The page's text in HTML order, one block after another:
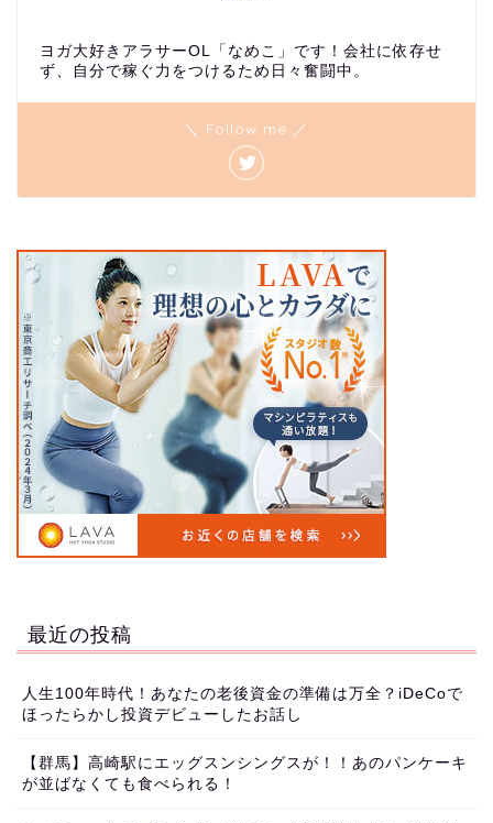
ヨガ大好きアラサーOL「なめこ」です！会社に依存せ
ず、自分で稼ぐ力をつけるため日々奮闘中。
＼ Follow me ／
最近の投稿
人生100年時代！あなたの老後資金の準備は万全？iDeCoで
ほったらかし投資デビューしたお話し
【群馬】高崎駅にエッグスンシングスが！！あのパンケーキ
が並ばなくても食べられる！